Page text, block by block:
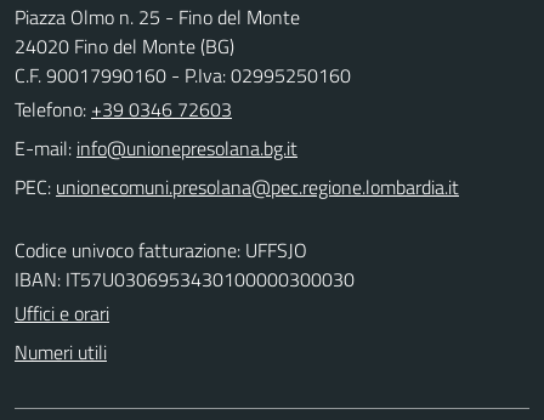
Piazza Olmo n. 25 - Fino del Monte
24020 Fino del Monte (BG)
C.F. 90017990160 - P.Iva: 02995250160
Telefono: +39 0346 72603
E-mail:
PEC:
Codice univoco fatturazione: UFFSJO
IBAN: IT57U0306953430100000300030
Uffici e orari
Numeri utili